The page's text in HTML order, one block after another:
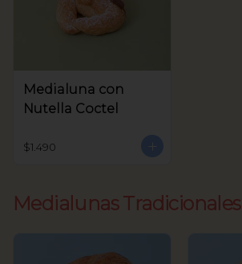
Medialuna con
Nutella Coctel
$1.490
Medialunas Tradicionales